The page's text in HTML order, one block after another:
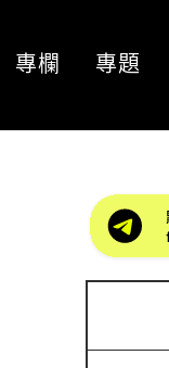
專欄 專題